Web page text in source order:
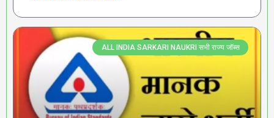
ALL INDIA SARKARI NAUKRI सभी राज्य जॉब्स